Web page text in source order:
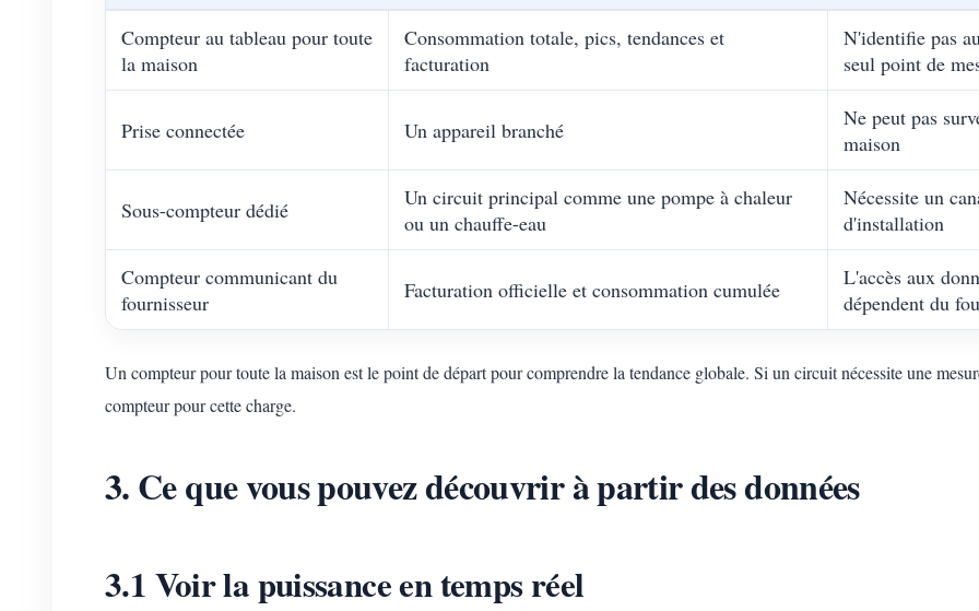
Compteur au tableau pour toute
la maison
Consommation totale, pics, tendances et
facturation
N'identifie pas
seul point de
Prise connectée Un appareil branché
Ne peut pas
maison
Sous-compteur dédié
Un circuit principal comme une pompe à chaleur
ou un chauffe-eau
Nécessite un
d'installation
Compteur communicant du
fournisseur
Facturation officielle et consommation cumulée
L'accès aux
dépendent du
Un compteur pour toute la maison est le point de départ pour comprendre la tendance globale. Si un circuit nécessite une
compteur pour cette charge.
3. Ce que vous pouvez découvrir à partir des données
3.1 Voir la puissance en temps réel